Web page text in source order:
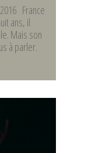
France
ans, il
Mais son
à parler.